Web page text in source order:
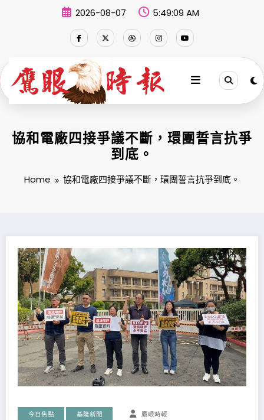
2026-08-07 5:49:09 AM
協和電廠四接爭議不斷，環團誓言抗爭
到底。
Home 協和電廠四接爭議不斷，環團誓言抗爭到底。
今日焦點 基隆新聞 鷹眼時報